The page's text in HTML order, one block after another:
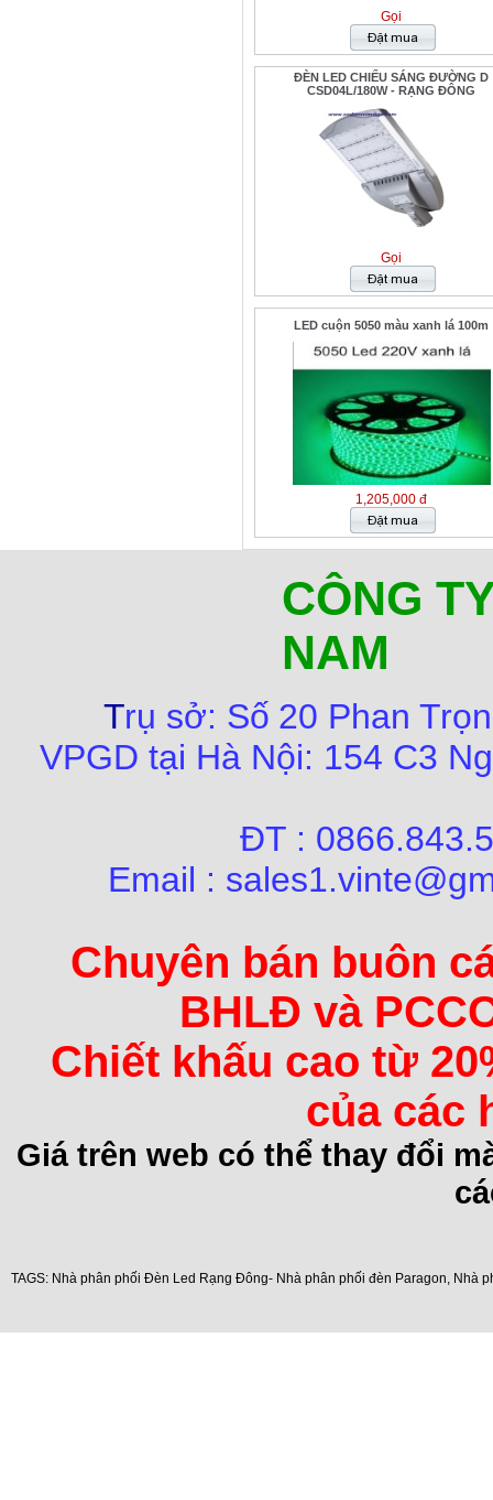
Gọi
ĐÈN LED CHIẾU SÁNG ĐƯỜNG D
CSD04L/180W - RẠNG ĐÔNG
Gọi
LED cuộn 5050 màu xanh lá 100m
1,205,000 đ
CÔNG
NAM
Trụ sở: Số 20 Phan
VPGD tại Hà Nội: 154 C3
ĐT :
Email :
Chuyên bán buôn
BHLĐ và
Chiết khấu cao từ
của các
Giá trên web có thể thay đổi
TAGS: Nhà phân phối Đèn Led Rạng Đông- Nhà phân phối đèn Paragon, Nhà